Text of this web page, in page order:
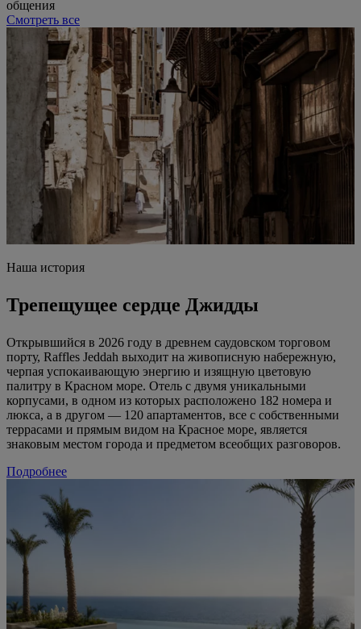
общения
Смотреть все
Наша история
Трепещущее сердце Джидды
Открывшийся в 2026 году в древнем саудовском торговом
порту, Raffles Jeddah выходит на живописную набережную,
черпая успокаивающую энергию и изящную цветовую
палитру в Красном море. Отель с двумя уникальными
корпусами, в одном из которых расположено 182 номера и
люкса, а в другом — 120 апартаментов, все с собственными
террасами и прямым видом на Красное море, является
знаковым местом города и предметом всеобщих разговоров.
Подробнее